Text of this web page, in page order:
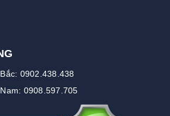
0902.438.438
0908.597.705